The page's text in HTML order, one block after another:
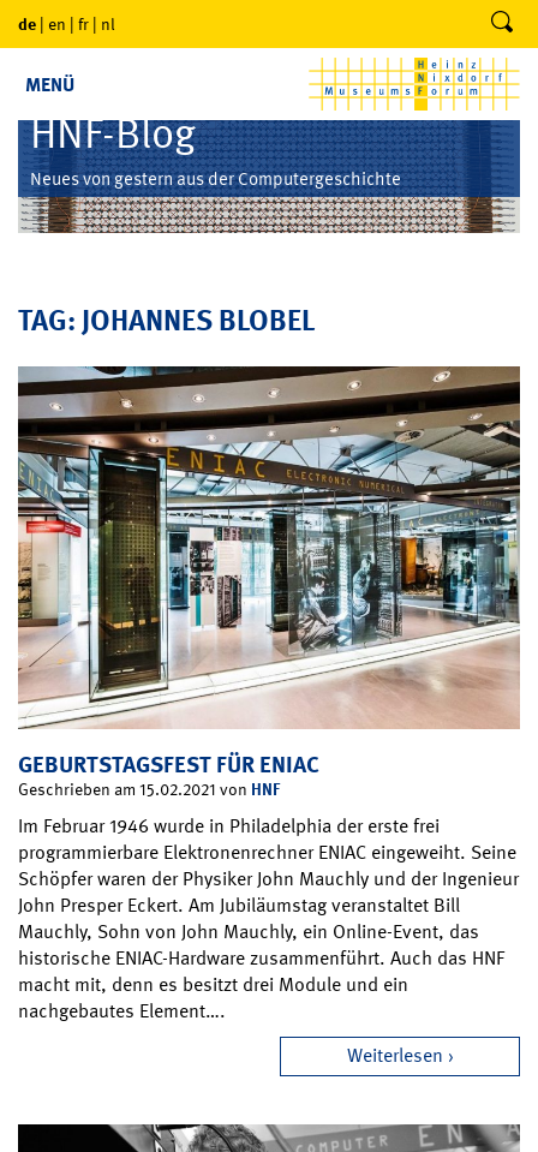
de | en | fr | nl
MENÜ
HNF-Blog
Neues von gestern aus der Computergeschichte
TAG: JOHANNES BLOBEL
GEBURTSTAGSFEST FÜR ENIAC
Geschrieben am 15.02.2021 von HNF
Im Februar 1946 wurde in Philadelphia der erste frei
programmierbare Elektronenrechner ENIAC eingeweiht. Seine
Schöpfer waren der Physiker John Mauchly und der Ingenieur
John Presper Eckert. Am Jubiläumstag veranstaltet Bill
Mauchly, Sohn von John Mauchly, ein Online-Event, das
historische ENIAC-Hardware zusammenführt. Auch das HNF
macht mit, denn es besitzt drei Module und ein
nachgebautes Element….
Weiterlesen